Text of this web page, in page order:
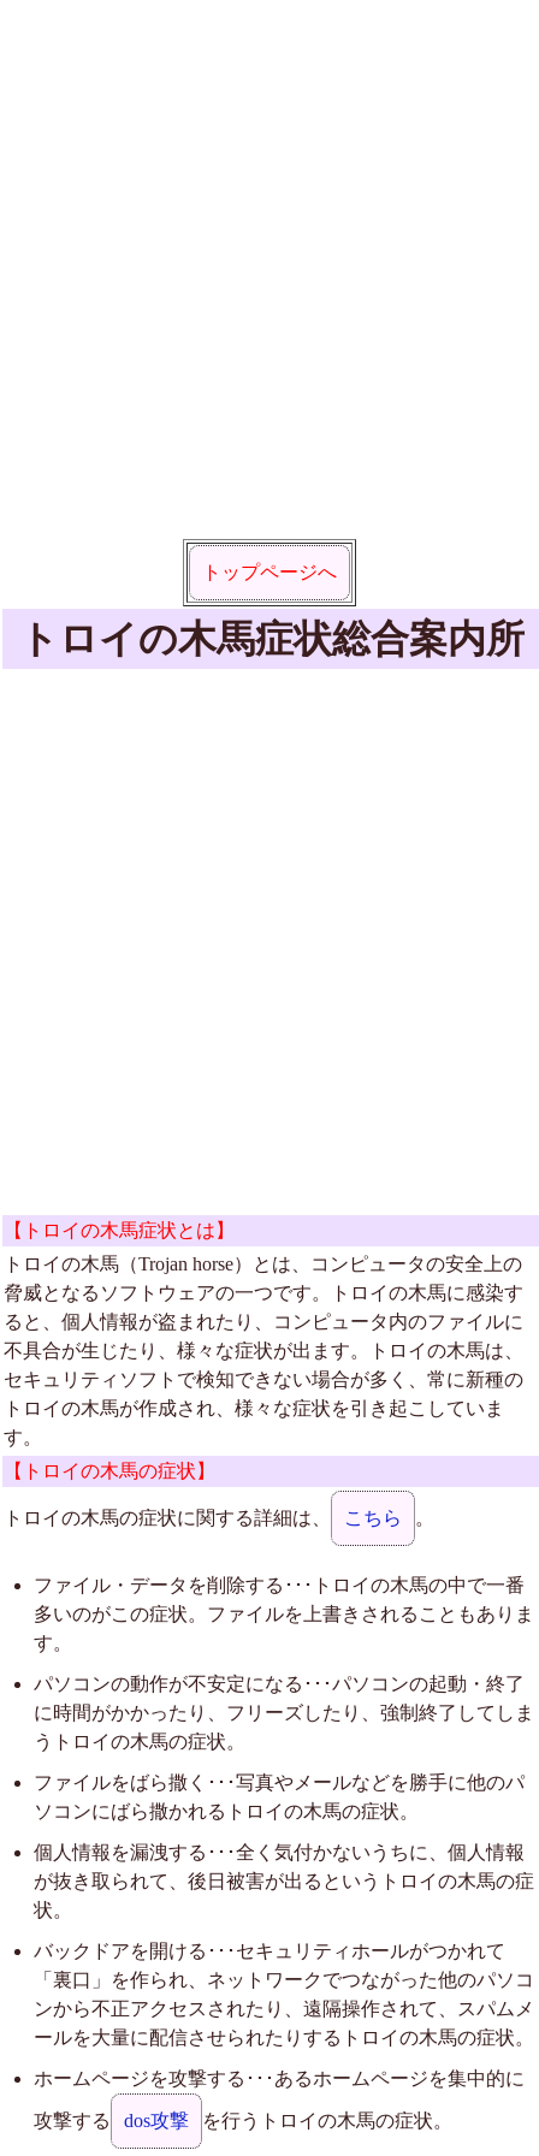
トップページへ
トロイの木馬症状総合案内所
【トロイの木馬症状とは】
トロイの木馬（Trojan horse）とは、コンピュータの安全上の
脅威となるソフトウェアの一つです。トロイの木馬に感染す
ると、個人情報が盗まれたり、コンピュータ内のファイルに
不具合が生じたり、様々な症状が出ます。トロイの木馬は、
セキュリティソフトで検知できない場合が多く、常に新種の
トロイの木馬が作成され、様々な症状を引き起こしていま
す。
【トロイの木馬の症状】
トロイの木馬の症状に関する詳細は、 こちら 。
ファイル・データを削除する･･･トロイの木馬の中で一番
多いのがこの症状。ファイルを上書きされることもありま
す。
パソコンの動作が不安定になる･･･パソコンの起動・終了
に時間がかかったり、フリーズしたり、強制終了してしま
うトロイの木馬の症状。
ファイルをばら撒く･･･写真やメールなどを勝手に他のパ
ソコンにばら撒かれるトロイの木馬の症状。
個人情報を漏洩する･･･全く気付かないうちに、個人情報
が抜き取られて、後日被害が出るというトロイの木馬の症
状。
バックドアを開ける･･･セキュリティホールがつかれて
「裏口」を作られ、ネットワークでつながった他のパソコ
ンから不正アクセスされたり、遠隔操作されて、スパムメ
ールを大量に配信させられたりするトロイの木馬の症状。
ホームページを攻撃する･･･あるホームページを集中的に
攻撃する dos攻撃 を行うトロイの木馬の症状。